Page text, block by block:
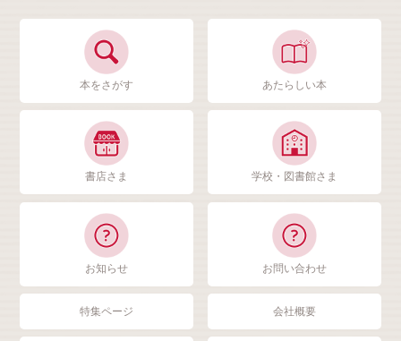
本をさがす あたらしい本
書店さま 学校・図書館さま
お知らせ お問い合わせ
特集ページ 会社概要